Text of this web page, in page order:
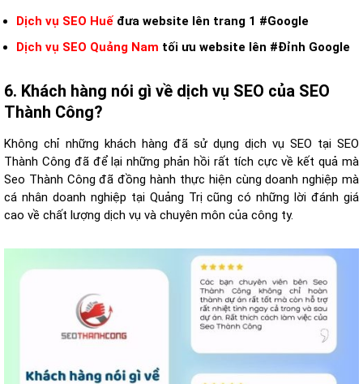
Dịch vụ SEO Huế đưa website lên trang 1 #Google
Dịch vụ SEO Quảng Nam tối ưu website lên #Đỉnh Google
6. Khách hàng nói gì về dịch vụ SEO của SEO
Thành Công?
Không chỉ những khách hàng đã sử dụng dịch vụ SEO tại SEO
Thành Công đã để lại những phản hồi rất tích cực về kết quả mà
Seo Thành Công đã đồng hành thực hiện cùng doanh nghiệp mà
cá nhân doanh nghiệp tại Quảng Trị cũng có những lời đánh giá
cao về chất lượng dịch vụ và chuyên môn của công ty.